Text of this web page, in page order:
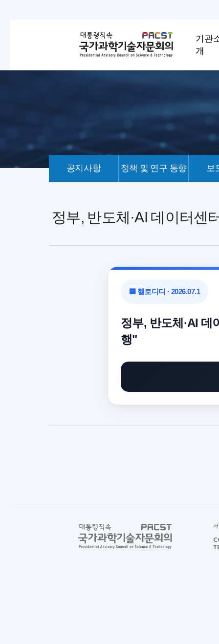
기관
개
공지사항 정책 및 연구 동향 보
사정부, 반도체·AI 데이터센
🟦 헬로디디 · 2026.07.1
정부, 반도체·AI 데
행"